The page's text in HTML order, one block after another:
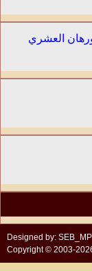
العشري
Designed by: SEB_MP
Copyright © 2003-